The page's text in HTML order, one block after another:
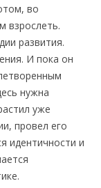
во
взрослеть.
развития.
И пока он
нужна
уже
провел его
идентичности и